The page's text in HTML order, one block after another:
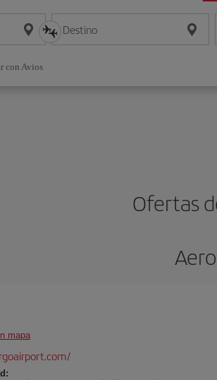
Destino
con Avios
Ofertas
mapa